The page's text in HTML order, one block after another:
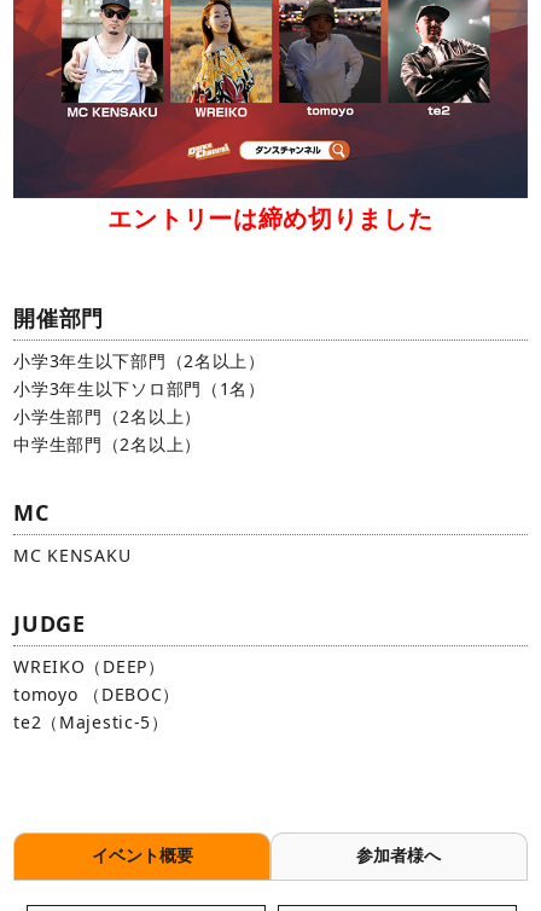
開催部門
小学3年生以下部門（2名以上）
小学3年生以下ソロ部門（1名）
小学生部門（2名以上）
中学生部門（2名以上）
MC
MC KENSAKU
JUDGE
WREIKO（DEEP）
tomoyo （DEBOC）
te2（Majestic-5）
エントリーは締め切りました
イベント概要 参加者様へ